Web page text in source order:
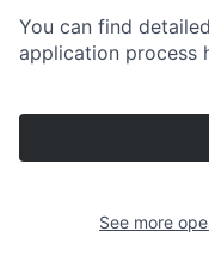
You can find
application process
See more